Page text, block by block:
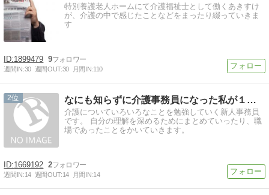
特別養護老人ホームにて介護福祉士として働くあきすけ
が、介護の中で感じたことなどをまったり綴っていきま
す
1899479 9
週間IN:30 週間OUT:30 月間IN:110
2 なにも知らずに介護事務員になった私が１人前を目指していくブ…
介護についていろいろなことを勉強していく新人事務員
です。 自分の理解を深めるためにまとめていったり、職
場であったことをかいていきます。
1669192 2
週間IN:14 週間OUT:14 月間IN:14